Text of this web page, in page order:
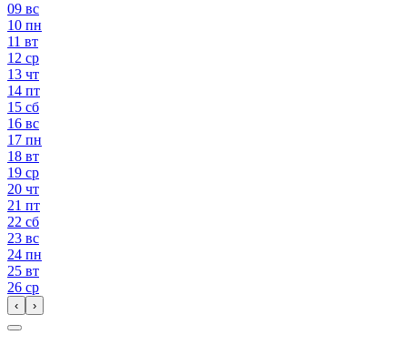
09 вс
10 пн
11 вт
12 ср
13 чт
14 пт
15 сб
16 вс
17 пн
18 вт
19 ср
20 чт
21 пт
22 сб
23 вс
24 пн
25 вт
26 ср
‹ ›